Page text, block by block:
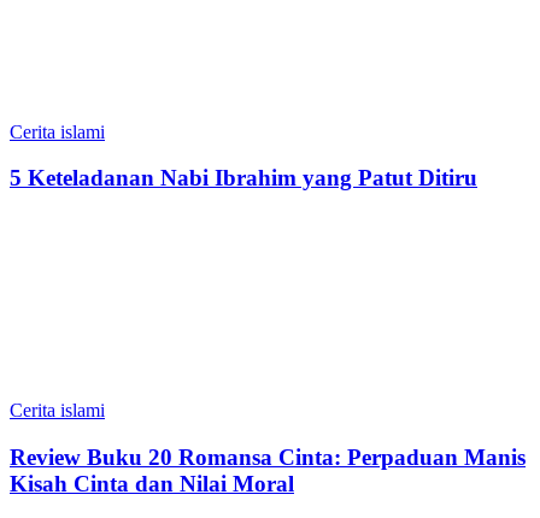
Cerita islami
5 Keteladanan Nabi Ibrahim yang Patut Ditiru
Cerita islami
Review Buku 20 Romansa Cinta: Perpaduan Manis
Kisah Cinta dan Nilai Moral